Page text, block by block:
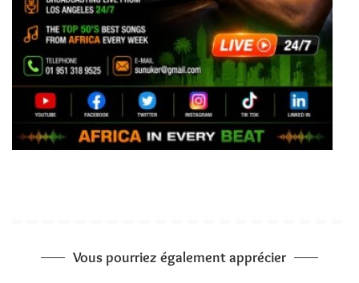
Vous pourriez également apprécier